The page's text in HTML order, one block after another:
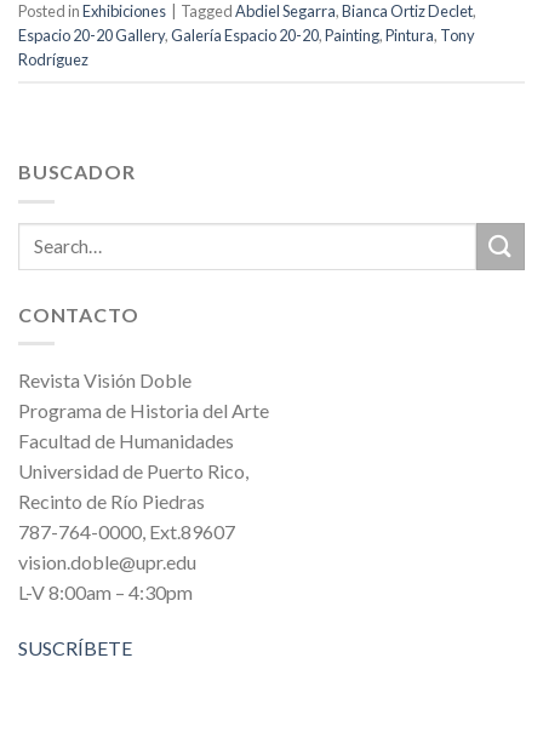
Posted inExhibiciones TaggedAbdiel Segarra,Bianca Ortiz Declet,
Espacio 20-20 Gallery,Galería Espacio 20-20,Painting,Pintura, Tony
Rodríguez
BUSCADOR
CONTACTO
Revista Visión Doble
Programa de Historia del Arte
Facultad de Humanidades
Universidad de Puerto Rico,
Recinto de Río Piedras
787-764-0000, Ext.89607
vision.doble@upr.edu
L-V 8:00am – 4:30pm
SUSCRÍBETE